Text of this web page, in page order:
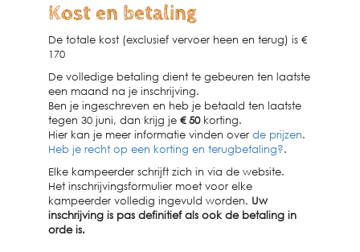
Kost en betaling
De totale kost (exclusief vervoer heen en terug) is €
170
De volledige betaling dient te gebeuren ten laatste
een maand na je inschrijving.
Ben je ingeschreven en heb je betaald ten laatste
tegen 30 juni, dan krijg je € 50korting.
Hier kan je meer informatie vinden over de prijzen.
Heb je recht op een korting en terugbetaling?.
Elke kampeerder schrijft zich in via de website.
Het inschrijvingsformulier moet voor elke
kampeerder volledig ingevuld worden. Uw
inschrijving is pas definitief als ook de betaling in
orde is.